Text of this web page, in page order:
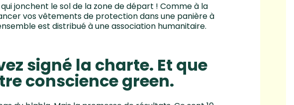
jonchent le sol de la zone de départ ! Comme à la
vos vêtements de protection dans une panière à
est distribué à une association humanitaire.
signé la charte. Et que
conscience green.